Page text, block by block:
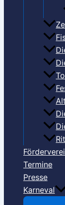
Termine
Presse
Karneval